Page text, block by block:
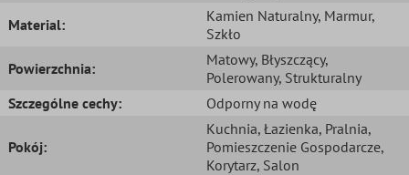
Material:
Kamien Naturalny, Marmur,
Szkło
Powierzchnia:
Matowy, Błyszczący,
Polerowany, Strukturalny
Szczególne cechy:
Odporny na wodę
Pokój:
Kuchnia, Łazienka, Pralnia,
Pomieszczenie Gospodarcze,
Korytarz, Salon